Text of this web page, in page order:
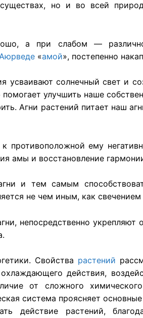
но и во всей
а при слабом —
Аюрведе «амой», постепенно
усваивают солнечный свет и
улучшить наше
Агни растений питает наш
к противоположной ему
амы и восстановление
и тем самым
не чем иным, как свечением
непосредственно
Свойства растений
действия,
от сложного
система проясняет
действие растений,